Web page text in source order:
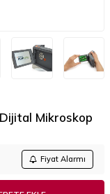
Mikroskop
Fiyat Alarmı